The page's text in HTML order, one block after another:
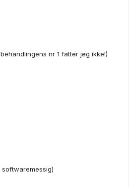
nr 1 fatter jeg ikke!)